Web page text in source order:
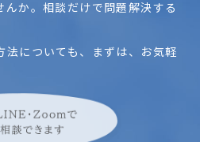
か。相談だけで問題解決する
についても、
まずは、お気軽